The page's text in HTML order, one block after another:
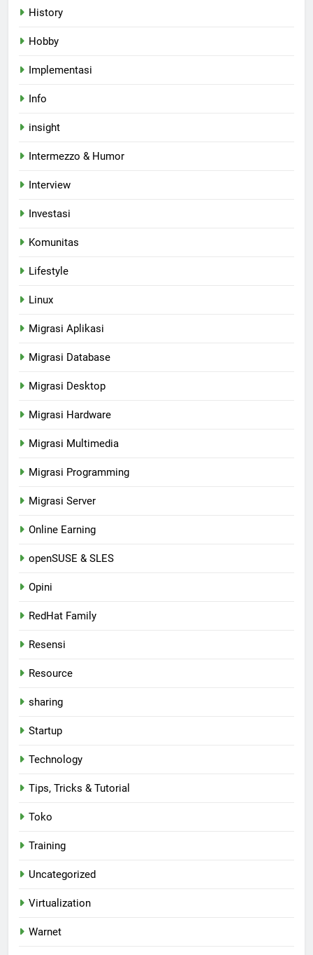
History
Hobby
Implementasi
Info
insight
Intermezzo & Humor
Interview
Investasi
Komunitas
Lifestyle
Linux
Migrasi Aplikasi
Migrasi Database
Migrasi Desktop
Migrasi Hardware
Migrasi Multimedia
Migrasi Programming
Migrasi Server
Online Earning
openSUSE & SLES
Opini
RedHat Family
Resensi
Resource
sharing
Startup
Technology
Tips, Tricks & Tutorial
Toko
Training
Uncategorized
Virtualization
Warnet